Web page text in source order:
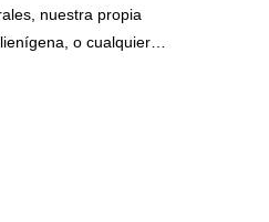
nuestra propia
o cualquier…